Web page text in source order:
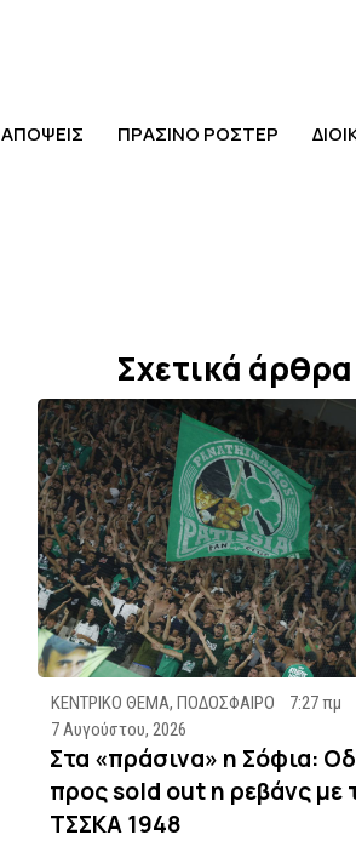
ΑΠΟΨΕΙΣ ΠΡΑΣΙΝΟ ΡΟΣΤΕΡ
Σχετικά άρθρα
ΚΕΝΤΡΙΚΟ ΘΕΜΑ, ΠΟΔΟΣΦΑΙΡΟ
7:27 πμ
7 Αυγούστου, 2026
Στα «πράσινα» η Σόφια:
προς sold out η ρεβάνς με
ΤΣΣΚΑ 1948